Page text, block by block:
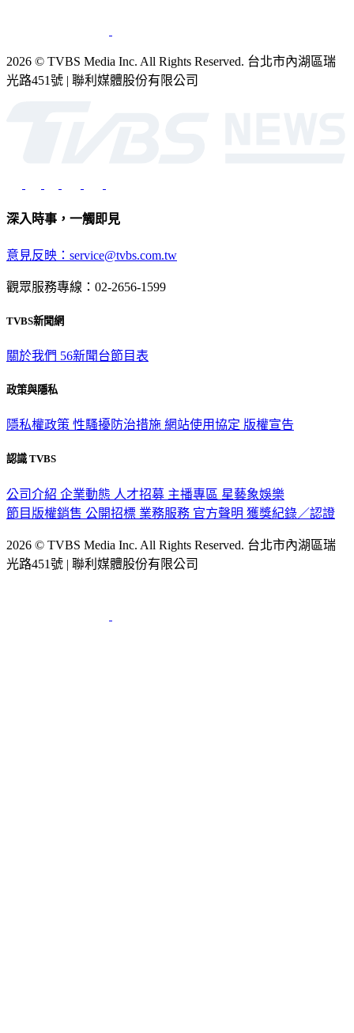
2026 © TVBS Media Inc. All Rights Reserved. 台北市內湖區瑞
光路451號 | 聯利媒體股份有限公司
深入時事，一觸即見
意見反映：service@tvbs.com.tw
觀眾服務專線：02-2656-1599
TVBS新聞網
關於我們 56新聞台節目表
政策與隱私
隱私權政策 性騷擾防治措施 網站使用協定 版權宣告
認識 TVBS
公司介紹 企業動態 人才招募 主播專區 星藝象娛樂
節目版權銷售 公開招標 業務服務 官方聲明 獲獎紀錄／認證
2026 © TVBS Media Inc. All Rights Reserved. 台北市內湖區瑞
光路451號 | 聯利媒體股份有限公司